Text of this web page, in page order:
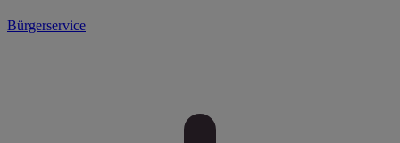
Bürgerservice